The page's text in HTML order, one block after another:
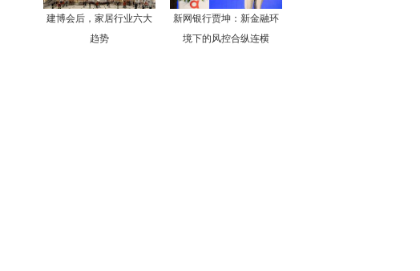
建博会后，家居行业六大
趋势
新网银行贾坤：新金融环
境下的风控合纵连横